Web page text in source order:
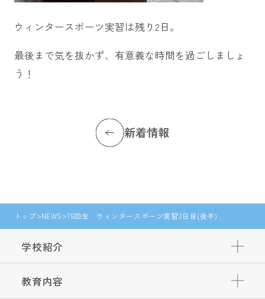
ウィンタースポーツ実習は残り2日。
最後まで気を抜かず、有意義な時間を過ごしましょ
う！
新着情報
トップ NEWS 75回生 ウィンタースポーツ実習3日目(後半)
学校紹介
教育内容